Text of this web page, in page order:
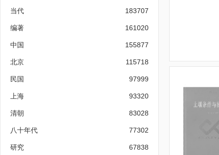
当代 183707
编著 161020
中国 155877
北京 115718
民国 97999
上海 93320
清朝 83028
八十年代 77302
研究
67838